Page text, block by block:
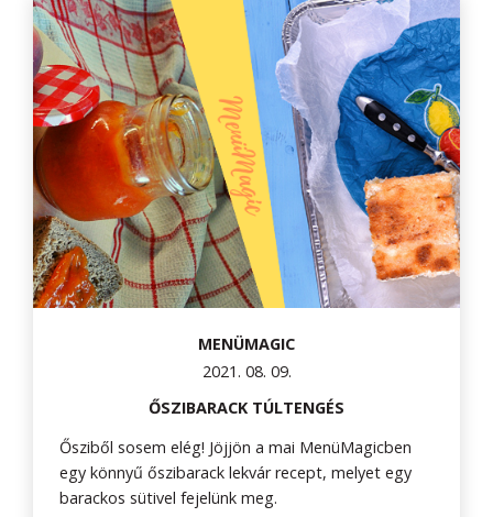
MENÜMAGIC
2021. 08. 09.
ŐSZIBARACK TÚLTENGÉS
Ősziből sosem elég! Jöjjön a mai MenüMagicben
egy könnyű őszibarack lekvár recept, melyet egy
barackos sütivel fejelünk meg.